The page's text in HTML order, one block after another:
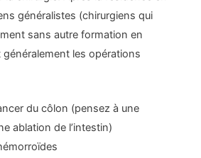
généralistes (chirurgiens qui
sans autre formation en
les opérations
du côlon (pensez à une
ablation de l’intestin)